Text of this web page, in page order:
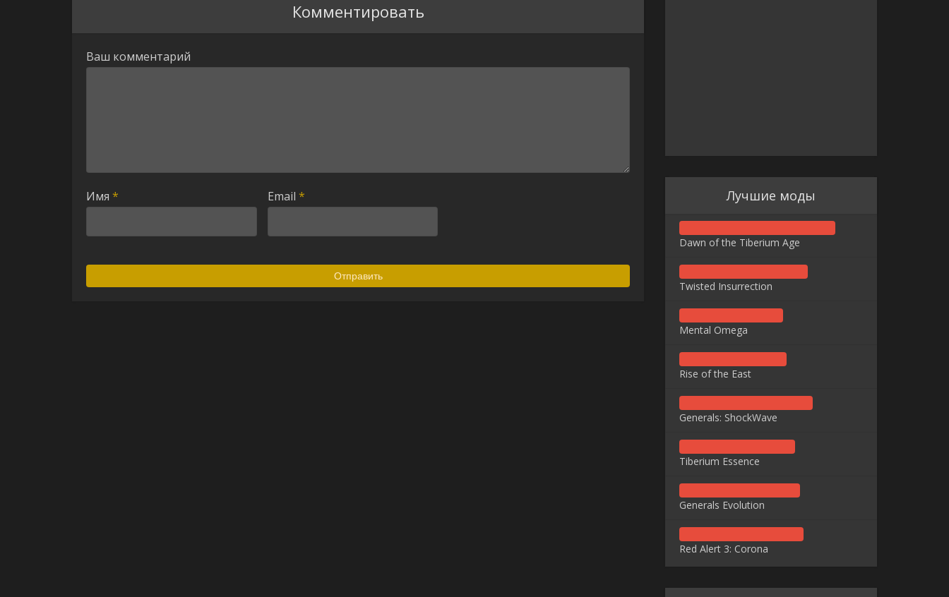
Комментировать
Ваш комментарий
Имя * Email * Лучшие моды
Dawn of the Tiberium Age
Twisted Insurrection
Mental Omega
Rise of the East
Generals: ShockWave
Tiberium Essence
Generals Evolution
Red Alert 3: Corona